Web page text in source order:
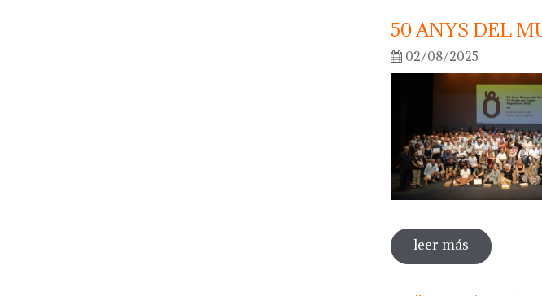
50 ANYS DEL
02/08/2025
leer más sobre 50